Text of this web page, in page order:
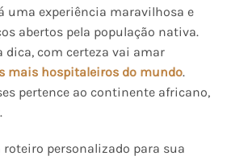
uma experiência maravilhosa e
abertos pela população nativa.
dica, com certeza vai amar
mais hospitaleiros do mundo.
pertence ao continente africano,
roteiro personalizado para sua